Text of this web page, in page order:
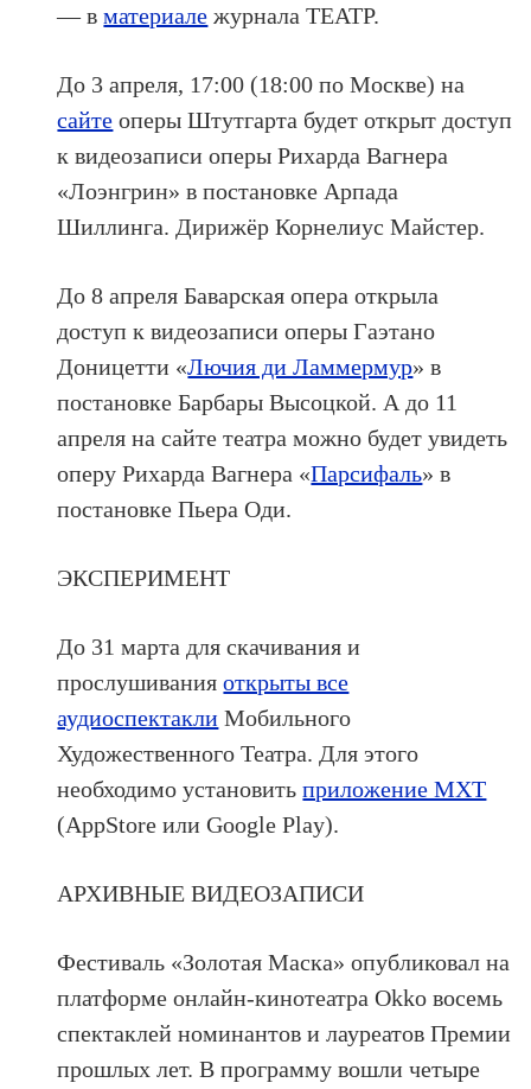
— вматериале журнала ТЕАТР.
До 3 апреля, 17:00 (18:00 по Москве) на
сайте оперы Штутгарта будет открыт доступ
к видеозаписи оперы Рихарда Вагнера
«Лоэнгрин» в постановке Арпада
Шиллинга. Дирижёр Корнелиус Майстер.
До 8 апреля Баварская опера открыла
доступ к видеозаписи оперы Гаэтано
Доницетти «Лючия ди Ламмермур» в
постановке Барбары Высоцкой. А до 11
апреля на сайте театра можно будет увидеть
оперу Рихарда Вагнера «Парсифаль» в
постановке Пьера Оди.
ЭКСПЕРИМЕНТ
До 31 марта для скачивания и
прослушиванияоткрыты все
аудиоспектакли Мобильного
Художественного Театра. Для этого
необходимо установитьприложение МХТ
(AppStore или Google Play).
АРХИВНЫЕ ВИДЕОЗАПИСИ
Фестиваль «Золотая Маска» опубликовал на
платформе онлайн-кинотеатра Okko восемь
спектаклей номинантов и лауреатов Премии
прошлых лет. В программу вошли четыре